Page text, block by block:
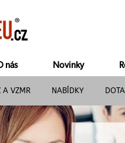
nás Novinky
A VZMR NABÍDKY